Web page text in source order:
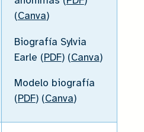
(Canva)
Biografía Sylvia
Earle (PDF) (Canva)
Modelo biografía
( PDF) (Canva)